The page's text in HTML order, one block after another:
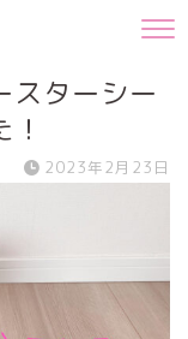
スターシー
2023年2月23日